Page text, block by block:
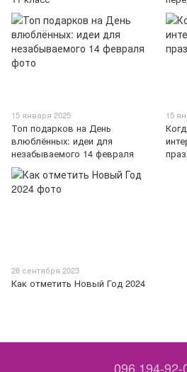
15 января 2025
Топ подарков на День
влюблённых: идеи для
незабываемого 14 февраля
15
28 сентября 2023
Как отметить Новый Год 2024
096 194-92-